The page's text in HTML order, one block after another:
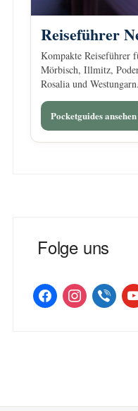
Reiseführer
Kompakte Reiseführer
Mörbisch, Illmitz,
Rosalia und Westungarn.
Pocketguides ansehen
Folge uns
facebookinstagramviber